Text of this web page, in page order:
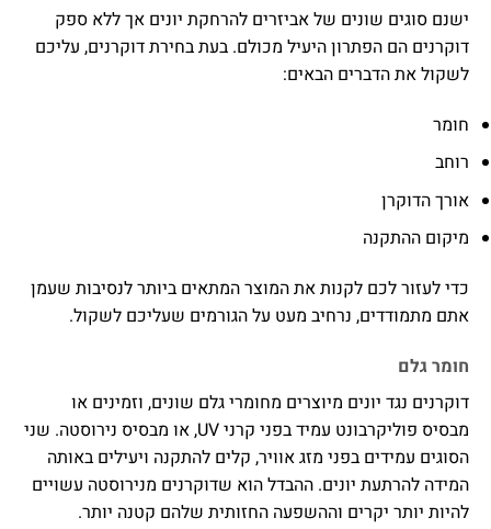
ישנם סוגים שונים של אביזרים להרחקת יונים אך ללא ספק
דוקרנים הם הפתרון היעיל מכולם. בעת בחירת דוקרנים, עליכם
לשקול את הדברים הבאים:
חומר
רוחב
אורך הדוקרן
מיקום ההתקנה
כדי לעזור לכם לקנות את המוצר המתאים ביותר לנסיבות שעמן
אתם מתמודדים, נרחיב מעט על הגורמים שעליכם לשקול.
חומר גלם
דוקרנים נגד יונים מיוצרים מחומרי גלם שונים, וזמינים או
מבסיס פוליקרבונט עמיד בפני קרני UV, או מבסיס נירוסטה. שני
הסוגים עמידים בפני מזג אוויר, קלים להתקנה ויעילים באותה
המידה להרתעת יונים. ההבדל הוא שדוקרנים מנירוסטה עשויים
להיות יותר יקרים וההשפעה החזותית שלהם קטנה יותר.